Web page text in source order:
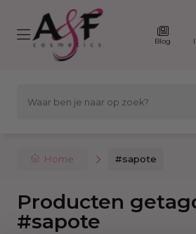
Blog
Home #sapote
Producten
#sapote